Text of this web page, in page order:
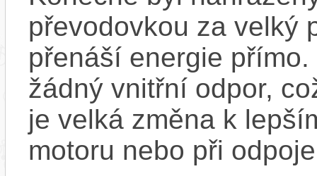
převodovkou za velký
přenáší energie
žádný vnitřní odpor,
je velká změna k
motoru nebo při